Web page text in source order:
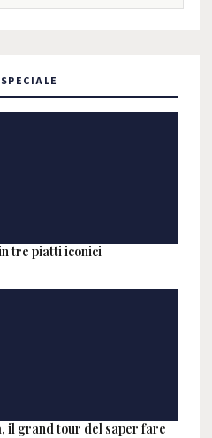
tre piatti iconici
il grand tour del saper fare